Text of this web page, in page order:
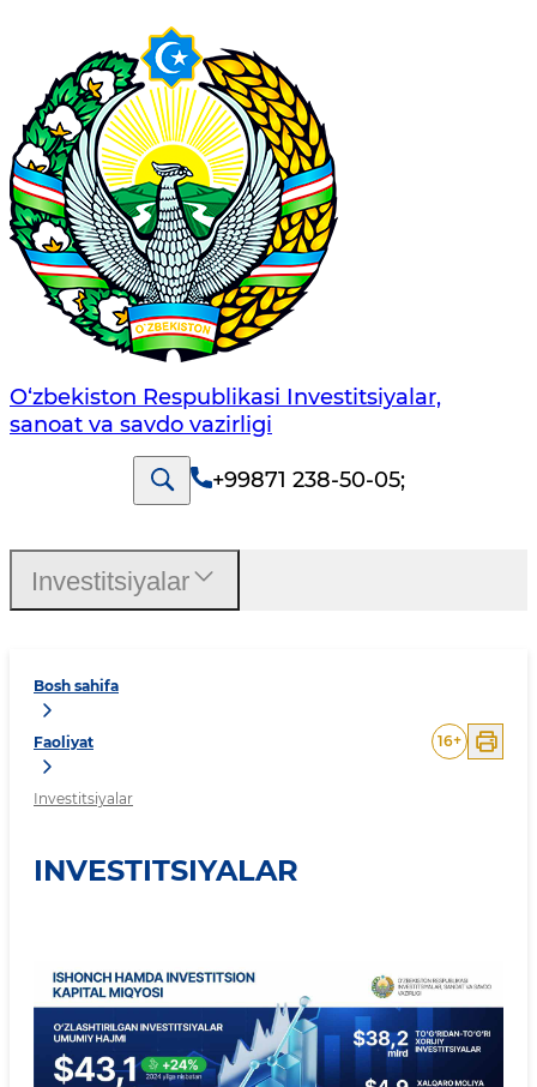
O‘zbekiston Respublikasi Investitsiyalar,
sanoat va savdo vazirligi
+99871 238-50-05;
Bosh sahifa
Faoliyat
Investitsiyalar
16+
INVESTITSIYALAR
Investitsiyalar